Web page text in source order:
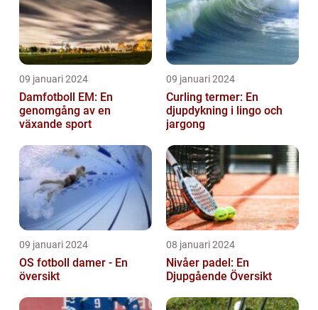
09 januari 2024
Damfotboll EM: En
genomgång av en
växande sport
09 januari 2024
Curling termer: En
djupdykning i lingo och
jargong
09 januari 2024
OS fotboll damer - En
översikt
08 januari 2024
Nivåer padel: En
Djupgående Översikt